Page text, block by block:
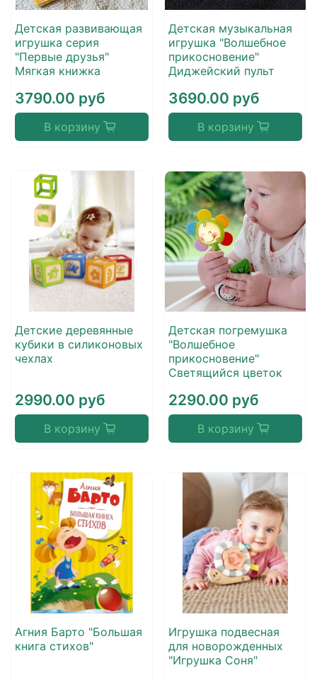
Детская развивающая
игрушка серия
"Первые друзья"
Мягкая книжка
3790.00 руб
В корзину
Детская музыкальная
игрушка "Волшебное
прикосновение"
Диджейский пульт
3690.00 руб
В корзину
Детские деревянные
кубики в силиконовых
чехлах
2990.00 руб
В корзину
Детская погремушка
"Волшебное
прикосновение"
Светящийся цветок
2290.00 руб
В корзину
Агния Барто "Большая
книга стихов"
Игрушка подвесная
для новорожденных
"Игрушка Соня"